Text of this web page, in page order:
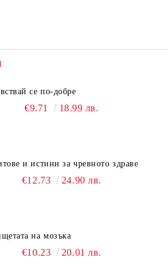
се по-добре
€9.71 18.99 лв.
и истини за чревното здраве
€12.73 24.90 лв.
на мозъка
€10.23 20.01 лв.